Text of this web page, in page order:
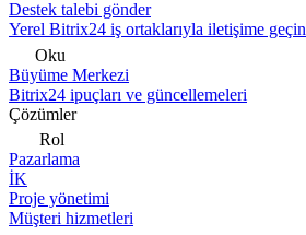
Destek talebi gönder
Yerel Bitrix24 iş ortaklarıyla iletişime geçin
Oku
Büyüme Merkezi
Bitrix24 ipuçları ve güncellemeleri
Çözümler
Rol
Pazarlama
İK
Proje yönetimi
Müşteri hizmetleri